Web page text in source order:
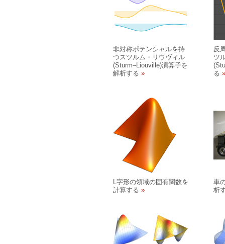
非対称ポテンシャルを持
つスツルム・リウヴィル
(Sturm–Liouville)演算子を
解析する
反
ツ
る
L字形の領域の固有関数を
計算する
車
析